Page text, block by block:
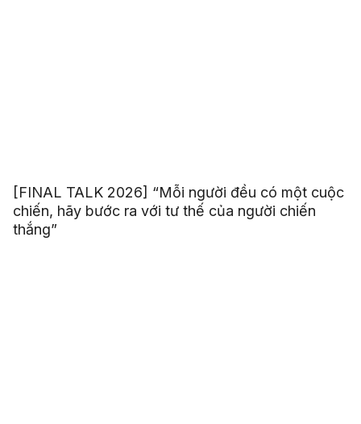
[FINAL TALK 2026] “Mỗi người đều có một cuộc
chiến, hãy bước ra với tư thế của người chiến
thắng”